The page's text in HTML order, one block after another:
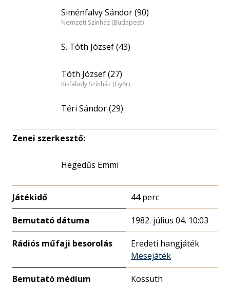
Siménfalvy Sándor (90)
Nemzeti Színház (Budapest)
S. Tóth József (43)
Tóth József (27)
Kisfaludy Színház (Győr)
Téri Sándor (29)
Zenei szerkesztő:
Hegedűs Emmi
Játékidő 44 perc
Bemutató dátuma 1982. július 04. 10:03
Rádiós műfaji besorolás
Eredeti hangjáték
Mesejáték
Bemutató médium Kossuth